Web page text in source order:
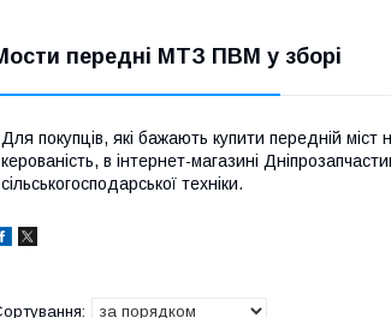
передні МТЗ ПВМ у зборі
Для покупців, які бажають купити передній
керованість, в інтернет-магазині
сільськогосподарської техніки.